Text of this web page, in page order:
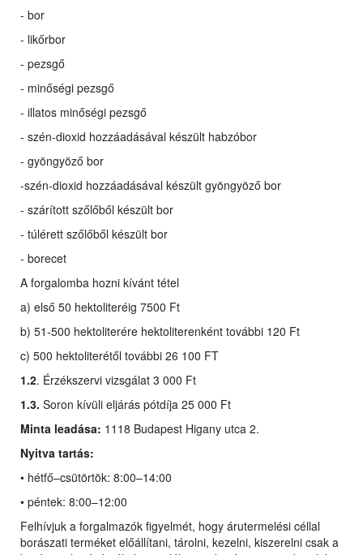
- bor
- likőrbor
- pezsgő
- minőségi pezsgő
- illatos minőségi pezsgő
- szén-dioxid hozzáadásával készült habzóbor
- gyöngyöző bor
-szén-dioxid hozzáadásával készült gyöngyöző bor
- szárított szőlőből készült bor
- túlérett szőlőből készült bor
- borecet
A forgalomba hozni kívánt tétel
a) első 50 hektoliteréig 7500 Ft
b) 51-500 hektoliterére hektoliterenként további 120 Ft
c) 500 hektoliterétől további 26 100 FT
1.2. Érzékszervi vizsgálat 3 000 Ft
1.3. Soron kívüli eljárás pótdíja 25 000 Ft
Minta leadása: 1118 Budapest Higany utca 2.
Nyitva tartás:
• hétfő–csütörtök: 8:00–14:00
• péntek: 8:00–12:00
Felhívjuk a forgalmazók figyelmét, hogy árutermelési céllal
borászati terméket előállítani, tárolni, kezelni, kiszerelni csak a